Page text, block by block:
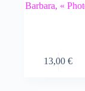
Barbara, «
13,00€